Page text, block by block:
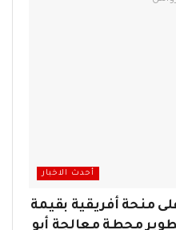
أحدث الاخبار
منحة أفريقية بقيمة
تطوير محطة معالجة أبو